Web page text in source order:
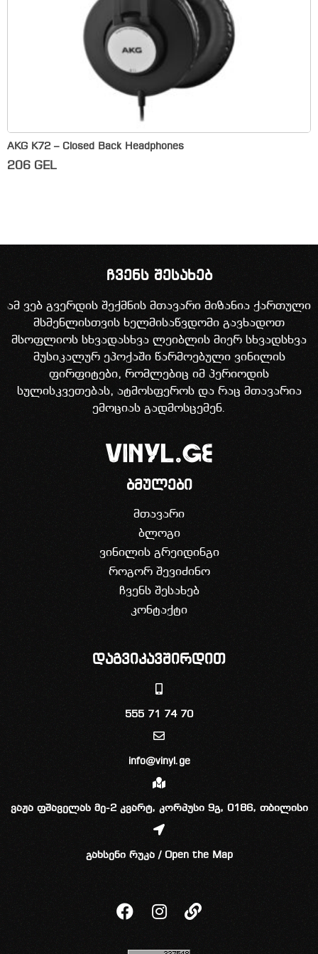
AKG K72 – Closed Back Headphones
206 GEL
ჩვენს შესახებ
ამ ვებ გვერდის შექმნის მთავარი მიზანია ქართული
მსმენლისთვის ხელმისაწვდომი გავხადოთ
მსოფლიოს სხვადასხვა ლეიბლის მიერ სხვადსხვა
მუსიკალურ ეპოქაში წარმოებული ვინილის
ფირფიტები, რომლებიც იმ პერიოდის
სულისკვეთებას, ატმოსფეროს და რაც მთავარია
ემოციას გადმოსცემენ.
ბმულები
მთავარი
ბლოგი
ვინილის გრეიდინგი
როგორ შევიძინო
ჩვენს შესახებ
კონტაქტი
დაგვიკავშირდით
555 71 74 70
info@vinyl.ge
ვაჟა ფშაველას მე-2 კვარტ, კორპუსი 9გ, 0186, თბილისი
გახსენი რუკა / Open the Map